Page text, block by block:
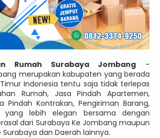
Rumah Surabaya Jombang –
merupakan kabupaten yang berada
Indonesia tentu saja tidak terlepas
Rumah, Jasa Pindah Apartemen,
Pindah Kontrakan, Pengiriman Barang,
yang lebih elegan bersama dengan
dari Surabaya Ke Jombang maupun
dan Daerah lainnya.